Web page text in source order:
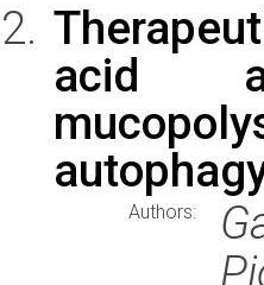
acid
Authors: